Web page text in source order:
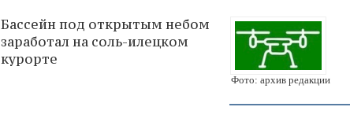
Бассейн под открытым небом
заработал на соль-илецком
курорте
Фото: архив редакции